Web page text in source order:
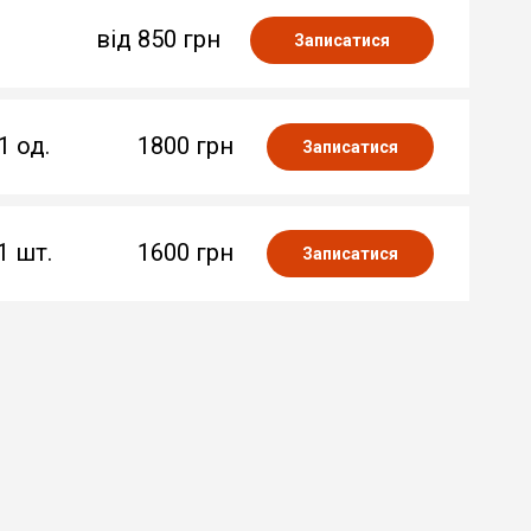
від 850 грн Записатися
1 од. 1800 грн Записатися
шт. 1600 грн Записатися